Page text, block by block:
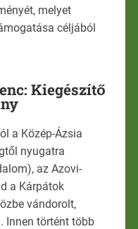
melyet
céljából
Kiegészítő
a Közép-Ázsia
nyugatra
az Azovi-
a Kárpátok
vándorolt,
Innen történt több